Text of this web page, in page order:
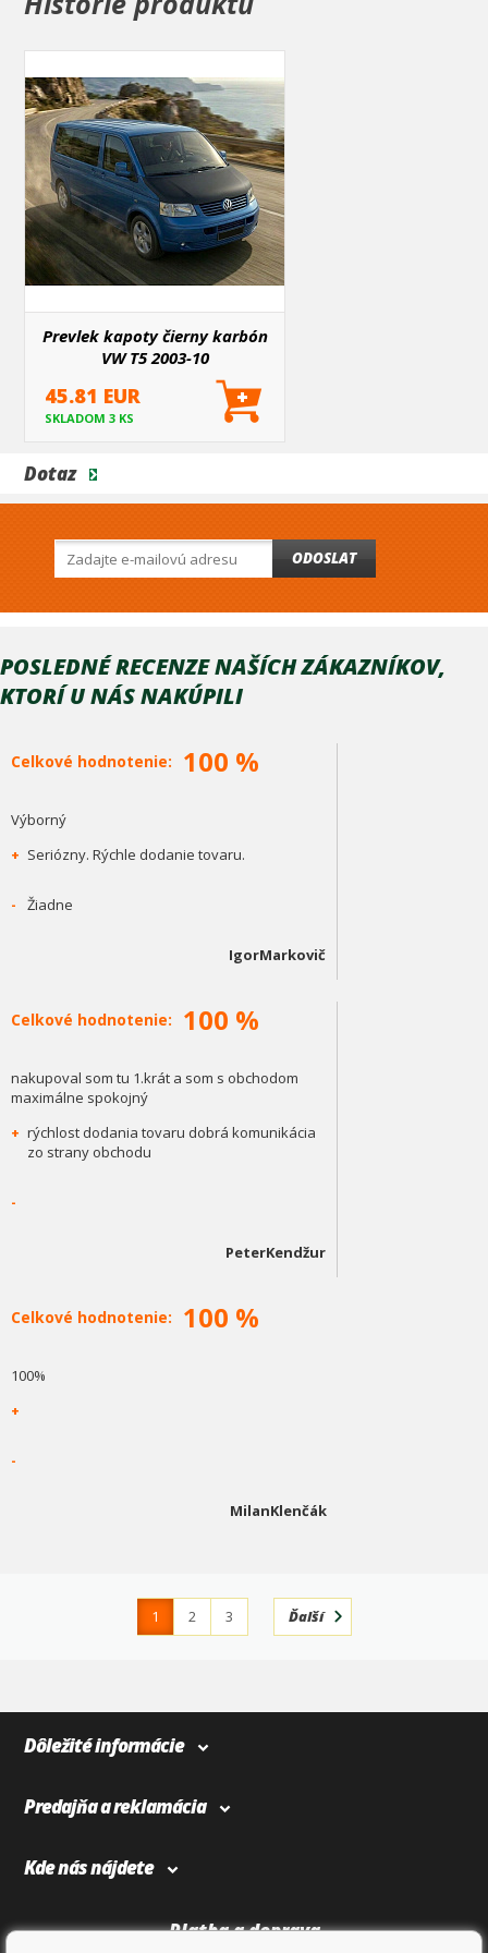
uchytenie spodných popruhov, ktoré je u každého modelu
individuálne. Všetko je tiež vidieť v galérii fotiek.
Prevlek kapoty čierny karbón
VW T5 2003-10
45.81 EUR
SKLADOM 3 KS
Dotaz
ODOSLAT
POSLEDNÉ RECENZE NAŠÍCH ZÁKAZNÍKOV,
KTORÍ U NÁS NAKÚPILI
Celkové hodnotenie: 100 %
Výborný
+ Seriózny. Rýchle dodanie tovaru.
- Žiadne
IgorMarkovič
Celkové hodnotenie: 100 %
nakupoval som tu 1.krát a som s obchodom
maximálne spokojný
+ rýchlost dodania tovaru dobrá komunikácia
zo strany obchodu
-
PeterKendžur
Celkové hodnotenie: 100 %
100%
+
-
MilanKlenčák
1 2
3
Ďalší
Dôležité informácie
Predajňa a reklamácia
Kde nás nájdete
Platba a doprava